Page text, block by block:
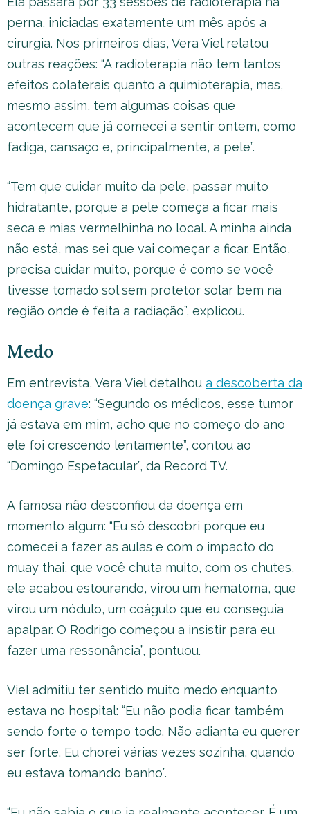
perna, iniciadas exatamente um mês após a
cirurgia. Nos primeiros dias, Vera Viel relatou
outras reações: “A radioterapia não tem tantos
efeitos colaterais quanto a quimioterapia, mas,
mesmo assim, tem algumas coisas que
acontecem que já comecei a sentir ontem, como
fadiga, cansaço e, principalmente, a pele”.
“Tem que cuidar muito da pele, passar muito
hidratante, porque a pele começa a ficar mais
seca e mias vermelhinha no local. A minha ainda
não está, mas sei que vai começar a ficar. Então,
precisa cuidar muito, porque é como se você
tivesse tomado sol sem protetor solar bem na
região onde é feita a radiação”, explicou.
Medo
Em entrevista, Vera Viel detalhou a descoberta da
doença grave: “Segundo os médicos, esse tumor
já estava em mim, acho que no começo do ano
ele foi crescendo lentamente”, contou ao
“Domingo Espetacular”, da Record TV.
A famosa não desconfiou da doença em
momento algum: “Eu só descobri porque eu
comecei a fazer as aulas e com o impacto do
muay thai, que você chuta muito, com os chutes,
ele acabou estourando, virou um hematoma, que
virou um nódulo, um coágulo que eu conseguia
apalpar. O Rodrigo começou a insistir para eu
fazer uma ressonância”, pontuou.
Viel admitiu ter sentido muito medo enquanto
estava no hospital: “Eu não podia ficar também
sendo forte o tempo todo. Não adianta eu querer
ser forte. Eu chorei várias vezes sozinha, quando
eu estava tomando banho”.